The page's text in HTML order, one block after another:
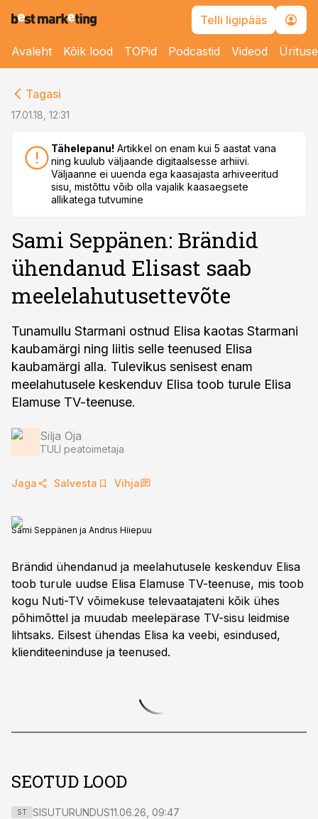
Telli ligipääs
Avaleht Kõik lood TOPid Podcastid Videod
Tagasi
17.01.18, 12:31
Tähelepanu! Artikkel on enam kui 5 aastat vana
ning kuulub väljaande digitaalsesse arhiivi.
Väljaanne ei uuenda ega kaasajasta arhiveeritud
sisu, mistõttu võib olla vajalik kaasaegsete
allikatega tutvumine
Sami Seppänen: Brändid
ühendanud Elisast saab
meelelahutusettevõte
Tunamullu Starmani ostnud Elisa kaotas Starmani
kaubamärgi ning liitis selle teenused Elisa
kaubamärgi alla. Tulevikus senisest enam
meelahutusele keskenduv Elisa toob turule Elisa
Elamuse TV-teenuse.
Silja Oja
TULI peatoimetaja
Jaga Salvesta Vihja
Sami Seppänen ja Andrus Hiiepuu
Brändid ühendanud ja meelahutusele keskenduv Elisa
toob turule uudse Elisa Elamuse TV-teenuse, mis toob
kogu Nuti-TV võimekuse televaatajateni kõik ühes
põhimõttel ja muudab meelepärase TV-sisu leidmise
lihtsaks. Eilsest ühendas Elisa ka veebi, esindused,
klienditeeninduse ja teenused.
SEOTUD LOOD
ST SISUTURUNDUS11.06.26, 09:47